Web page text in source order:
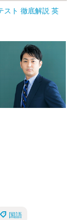
スト 徹底解説 英
国語